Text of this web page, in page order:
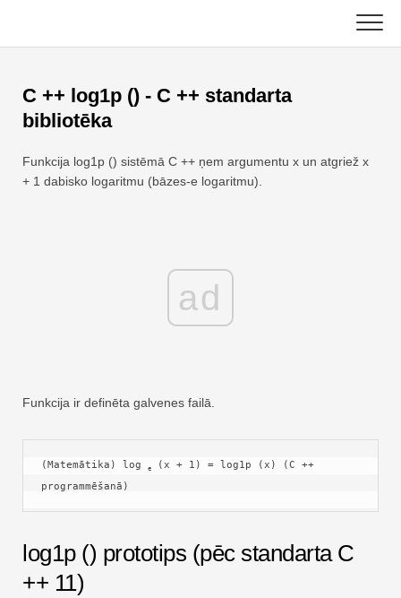
content
Excel funkcijas
Diagramma
Jaunumi
Pagrieziena galds
C ++
C ++ log1p () - C ++ standarta
bibliotēka
Funkcija log1p () sistēmā C ++ ņem argumentu x un atgriež x
+ 1 dabisko logaritmu (bāzes-e logaritmu).
ad
Funkcija ir definēta galvenes failā.
(Matemātika) log e
(x + 1) = log1p (x) (C ++
programmēšanā)
log1p () prototips (pēc standarta C
++ 11)